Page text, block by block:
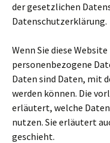
der gesetzlichen
Datenschutzerklärung.
Wenn Sie diese
personenbezogene
Daten sind Daten, mit
werden können. Die
erläutert, welche
nutzen. Sie erläutert
geschieht.